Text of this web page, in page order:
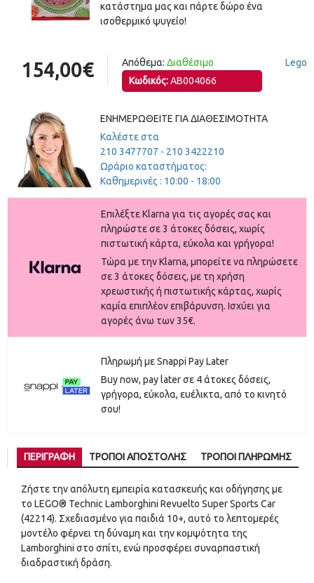
κατάστημα μας και πάρτε δώρο ένα
ισοθερμικό ψυγείο!
154,00€ Απόθεμα: Διαθέσιμο
Κωδικός:AB004066
Lego
ΕΝΗΜΕΡΩΘΕΊΤΕ ΓΙΑ ΔΙΑΘΕΣΙΜΌΤΗΤΑ
Καλέστε στα
210 3477707 - 210 3422210
Ωράριο καταστήματος:
Καθημερινές : 10:00 - 18:00
Eπιλέξτε Klarna για τις αγορές σας και
πληρώστε σε 3 άτοκες δόσεις, χωρίς
πιστωτική κάρτα, εύκολα και γρήγορα!
Τώρα με την Klarna, μπορείτε να πληρώσετε
σε 3 άτοκες δόσεις, με τη χρήση
χρεωστικής ή πιστωτικής κάρτας, χωρίς
καμία επιπλέον επιβάρυνση. Ισχύει για
αγορές άνω των 35€.
Πληρωμή με Snappi Pay Later
Buy now, pay later σε 4 άτοκες δόσεις,
γρήγορα, εύκολα, ευέλικτα, από το κινητό
σου!
ΠΕΡΙΓΡΑΦΉ ΤΡΌΠΟΙ ΑΠΟΣΤΟΛΉΣ ΤΡΌΠΟΙ ΠΛΗΡΩΜΉΣ
Ζήστε την απόλυτη εμπειρία κατασκευής και οδήγησης με
το LEGO® Technic Lamborghini Revuelto Super Sports Car
(42214). Σχεδιασμένο για παιδιά 10+, αυτό το λεπτομερές
μοντέλο φέρνει τη δύναμη και την κομψότητα της
Lamborghini στο σπίτι, ενώ προσφέρει συναρπαστική
διαδραστική δράση.